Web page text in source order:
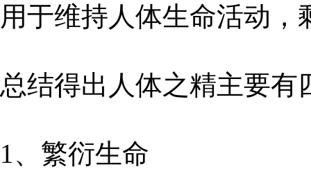
用于维持人体生命活动
总结得出人体之精主要有
1、繁衍生命